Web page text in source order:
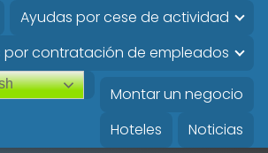
Ayudas por cese de actividad
por contratación de empleados
Montar un negocio
Hoteles
Noticias